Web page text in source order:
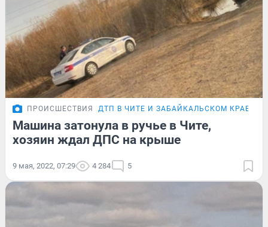
ПРОИСШЕСТВИЯ ДТП В ЧИТЕ И ЗАБАЙКАЛЬСКОМ КРАЕ
Машина затонула в ручье в Чите,
хозяин ждал ДПС на крыше
9 мая, 2022, 07:29 4 284 5